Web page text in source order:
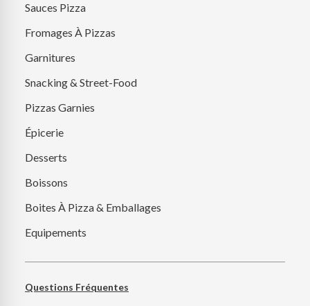
Sauces Pizza
Fromages À Pizzas
Garnitures
Snacking & Street-Food
Pizzas Garnies
Épicerie
Desserts
Boissons
Boites À Pizza & Emballages
Equipements
Questions Fréquentes